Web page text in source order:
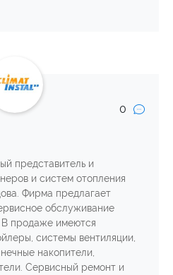
0
представитель и
и систем отопления
Фирма предлагает
обслуживание
В продаже имеются
системы вентиляции,
накопители,
Сервисный ремонт и